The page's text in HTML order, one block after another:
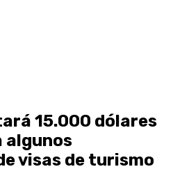
15.000 dólares
algunos
visas de turismo